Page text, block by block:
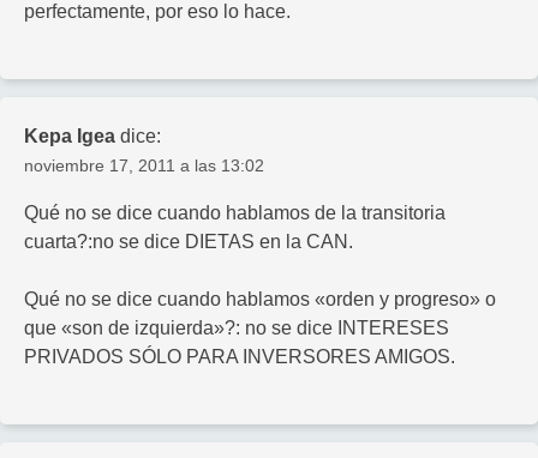
perfectamente, por eso lo hace.
Kepa Igea dice:
noviembre 17, 2011 a las 13:02
Qué no se dice cuando hablamos de la transitoria
cuarta?:no se dice DIETAS en la CAN.
Qué no se dice cuando hablamos «orden y progreso» o
que «son de izquierda»?: no se dice INTERESES
PRIVADOS SÓLO PARA INVERSORES AMIGOS.